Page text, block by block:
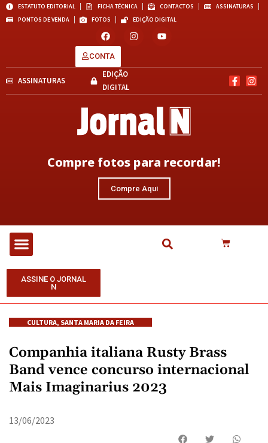
ESTATUTO EDITORIAL FICHA TÉCNICA CONTACTOS
ASSINATURAS
PONTOS DE VENDA
FOTOS EDIÇÃO DIGITAL
CONTA
ASSINATURAS
EDIÇÃO
DIGITAL
Compre fotos para recordar!
Compre Aqui
ASSINE O JORNAL
N
CULTURA, SANTA MARIA DA FEIRA
Companhia italiana Rusty Brass
Band vence concurso internacional
Mais Imaginarius 2023
13/06/2023